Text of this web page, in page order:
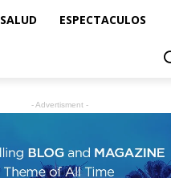
SALUD ESPECTACULOS
- Advertisment -